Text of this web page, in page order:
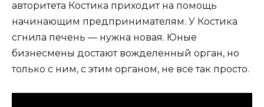
авторитета Костика приходит на помощь
начинающим предпринимателям. У Костика
сгнила печень — нужна новая. Юные
бизнесмены достают вожделенный орган, но
только с ним, с этим органом, не все так просто.